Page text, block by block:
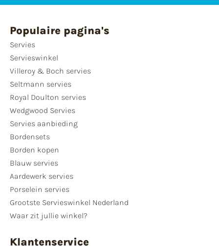
Populaire pagina's
Servies
Servieswinkel
Villeroy & Boch servies
Seltmann servies
Royal Doulton servies
Wedgwood Servies
Servies aanbieding
Bordensets
Borden kopen
Blauw servies
Aardewerk servies
Porselein servies
Grootste Servieswinkel Nederland
Waar zit jullie winkel?
Klantenservice